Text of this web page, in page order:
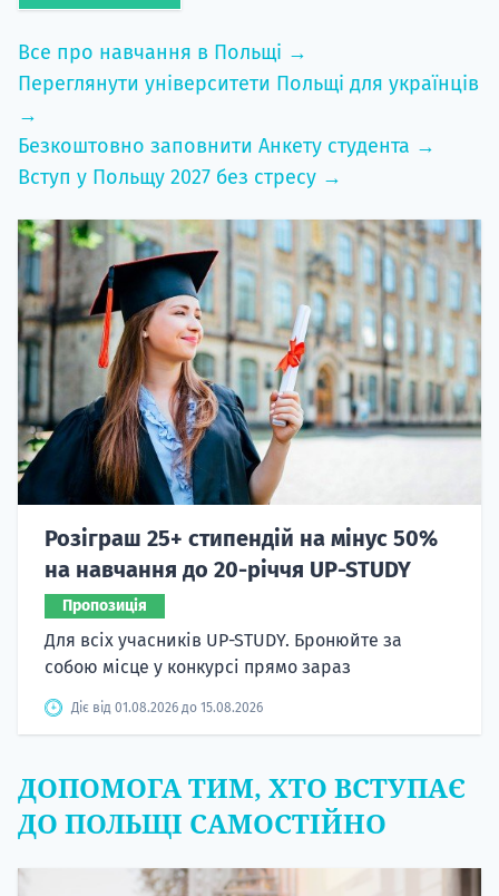
Все про навчання в Польщі →
Переглянути університети Польщі для українців
→
Безкоштовно заповнити Анкету студента →
Вступ у Польщу 2027 без стресу →
Розіграш 25+ стипендій на мінус 50%
на навчання до 20-річчя UP-STUDY
Пропозиція
Для всіх учасників UP-STUDY. Бронюйте за
собою місце у конкурсі прямо зараз
Діє від 01.08.2026 до 15.08.2026
ДОПОМОГА ТИМ, ХТО ВСТУПАЄ
ДО ПОЛЬЩІ САМОСТІЙНО